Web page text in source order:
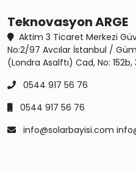
Teknovasyon ARGE
Aktim 3 Ticaret Merkezi
No:2/97 Avcılar İstanbul /
(Londra Asalftı) Cad, No: 152b,
0544 917 56 76
0544 917 56 76
info@solarbayisi.com